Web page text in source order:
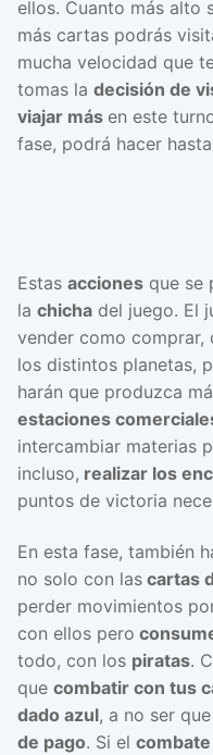
ellos. Cuanto más alto
más cartas podrás
mucha velocidad que
tomas la decisión de
viajar más en este
fase, podrá hacer
Estas acciones que se
la chicha del juego. El
vender como comprar,
los distintos planetas,
harán que produzca
estaciones
intercambiar materias
incluso, realizar los
puntos de victoria
En esta fase, también
no solo con las cartas
perder movimientos
con ellos pero
todo, con los piratas.
que combatir con tus
dado azul, a no ser
de pago. Si el combate